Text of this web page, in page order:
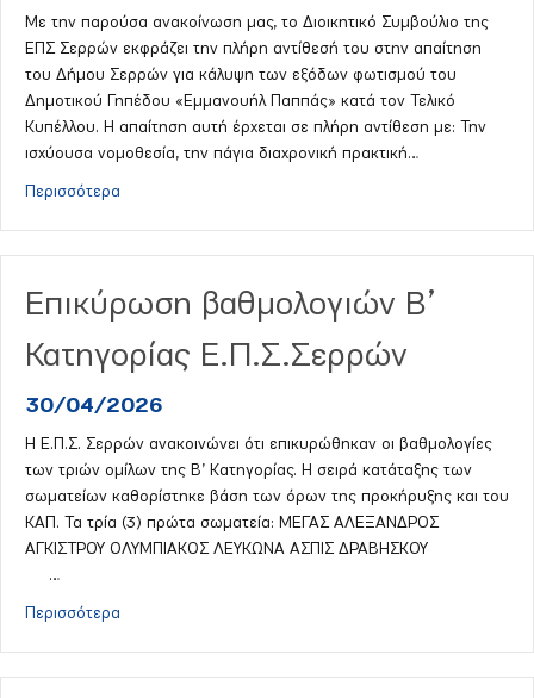
Με την παρούσα ανακοίνωση μας, το Διοικητικό Συμβούλιο της
ΕΠΣ Σερρών εκφράζει την πλήρη αντίθεσή του στην απαίτηση
του Δήμου Σερρών για κάλυψη των εξόδων φωτισμού του
Δημοτικού Γηπέδου «Εμμανουήλ Παππάς» κατά τον Τελικό
Κυπέλλου. Η απαίτηση αυτή έρχεται σε πλήρη αντίθεση με: Την
ισχύουσα νομοθεσία, την πάγια διαχρονική πρακτική…
Περισσότερα
Επικύρωση βαθμολογιών Β’
Κατηγορίας Ε.Π.Σ.Σερρών
30/04/2026
Η Ε.Π.Σ. Σερρών ανακοινώνει ότι επικυρώθηκαν οι βαθμολογίες
των τριών ομίλων της Β’ Κατηγορίας. Η σειρά κατάταξης των
σωματείων καθορίστηκε βάση των όρων της προκήρυξης και του
ΚΑΠ. Τα τρία (3) πρώτα σωματεία: ΜΕΓΑΣ ΑΛΕΞΑΝΔΡΟΣ
ΑΓΚΙΣΤΡΟΥ ΟΛΥΜΠΙΑΚΟΣ ΛΕΥΚΩΝΑ ΑΣΠΙΣ ΔΡΑΒΗΣΚΟΥ
…
Περισσότερα